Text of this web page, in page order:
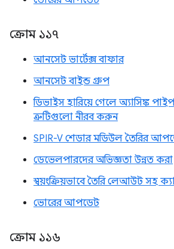
ক্রোম ১১৭
আনসেট ভার্টেক্স বাফার
আনসেট বাইন্ড গ্রুপ
ডিভাইস হারিয়ে গেলে অ্যাসিঙ্ক
ত্রুটিগুলো নীরব করুন
SPIR-V শেডার মডিউল তৈরির
ডেভেলপারদের অভিজ্ঞতা উন্নত করা
স্বয়ংক্রিয়ভাবে তৈরি লেআউট সহ
ভোরের আপডেট
ক্রোম ১১৬